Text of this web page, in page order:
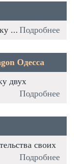
... Подробнее
Одесса
двух
Подробнее
своих
Подробнее